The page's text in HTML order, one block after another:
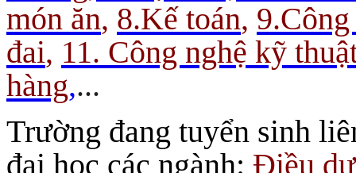
món ăn, 8.Kế toán, 9.
đai, 11. Công nghệ kỹ
hàng,...
Trường đang tuyển sinh
đại học các ngành: Điều